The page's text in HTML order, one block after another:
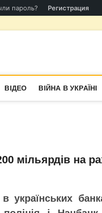
пароль? Регистрация
ВІДЕО ВІЙНА В УКРАЇНІ
мільярдів на
українських